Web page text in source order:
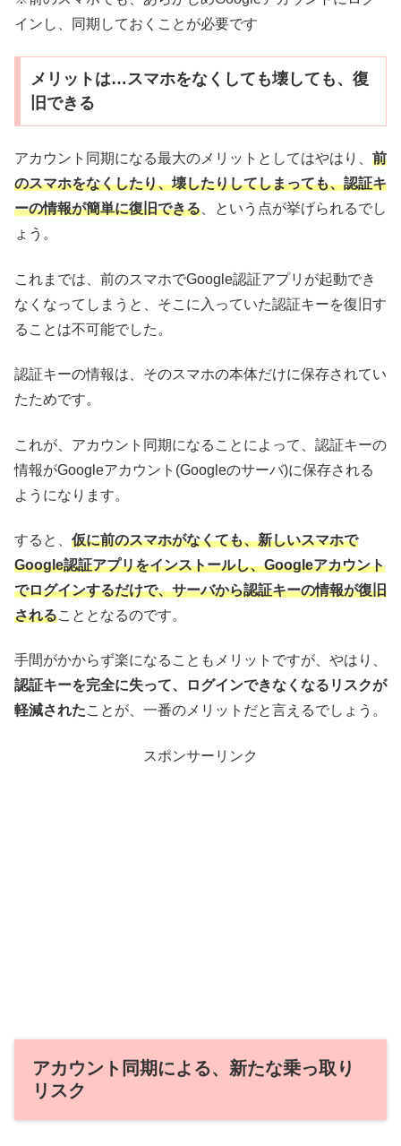
インし、同期しておくことが必要です
メリットは…スマホをなくしても壊しても、復
旧できる
アカウント同期になる最大のメリットとしてはやはり、 前
のスマホをなくしたり、壊したりしてしまっても、認証キ
ーの情報が簡単に復旧できる、という点が挙げられるでし
ょう。
これまでは、前のスマホでGoogle認証アプリが起動でき
なくなってしまうと、そこに入っていた認証キーを復旧す
ることは不可能でした。
認証キーの情報は、そのスマホの本体だけに保存されてい
たためです。
これが、アカウント同期になることによって、認証キーの
情報がGoogleアカウント(Googleのサーバ)に保存される
ようになります。
すると、 仮に前のスマホがなくても、新しいスマホで
Google認証アプリをインストールし、Googleアカウント
でログインするだけで、サーバから認証キーの情報が復旧
されることとなるのです。
手間がかからず楽になることもメリットですが、やはり、
認証キーを完全に失って、ログインできなくなるリスクが
軽減されたことが、一番のメリットだと言えるでしょう。
スポンサーリンク
アカウント同期による、新たな乗っ取り
リスク